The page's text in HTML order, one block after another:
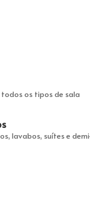
todos os tipos de sala
lavabos, suítes e